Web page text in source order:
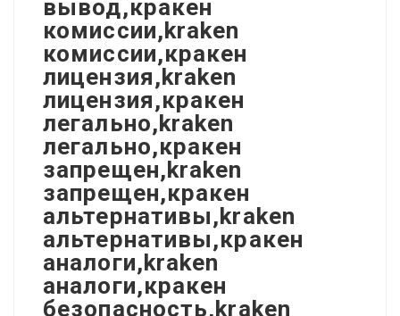
вывод,кракен
комиссии,kraken
комиссии,кракен
лицензия,kraken
лицензия,кракен
легально,kraken
легально,кракен
запрещен,kraken
запрещен,кракен
альтернативы,kraken
альтернативы,кракен
аналоги,kraken
аналоги,кракен
безопасность,kraken